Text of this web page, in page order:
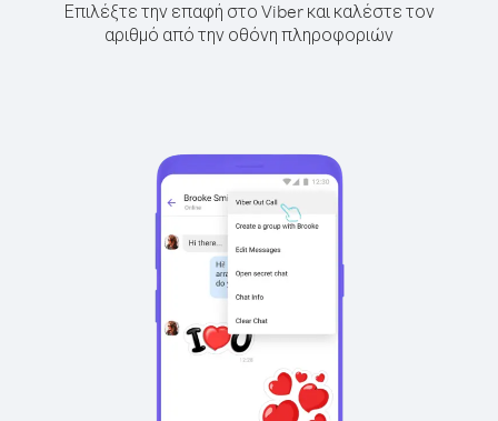
Επιλέξτε την επαφή στο Viber και καλέστε τον
αριθμό από την οθόνη πληροφοριών